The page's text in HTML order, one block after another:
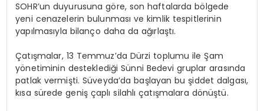
SOHR’un duyurusuna göre, son haftalarda bölgede
yeni cenazelerin bulunması ve kimlik tespitlerinin
yapılmasıyla bilanço daha da ağırlaştı.
Çatışmalar, 13 Temmuz’da Dürzi toplumu ile Şam
yönetiminin desteklediği Sünni Bedevi gruplar arasında
patlak vermişti. Süveyda’da başlayan bu şiddet dalgası,
kısa sürede geniş çaplı silahlı çatışmalara dönüştü.